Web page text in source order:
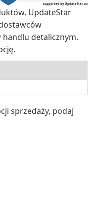
supported by UpdateStar.com
UpdateStar
detalicznym.
sprzedaży, podaj